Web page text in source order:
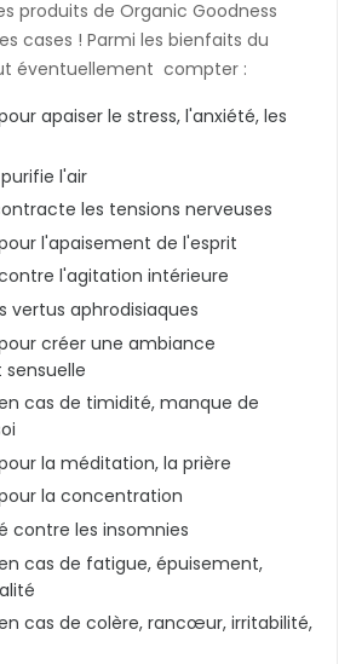
produits de Organic Goodness
cases ! Parmi les bienfaits du
éventuellement compter :
apaiser le stress, l'anxiété, les
l'air
les tensions nerveuses
l'apaisement de l'esprit
l'agitation intérieure
vertus aphrodisiaques
créer une ambiance
cas de timidité, manque de
la méditation, la prière
la concentration
contre les insomnies
cas de fatigue, épuisement,
cas de colère, rancœur, irritabilité,